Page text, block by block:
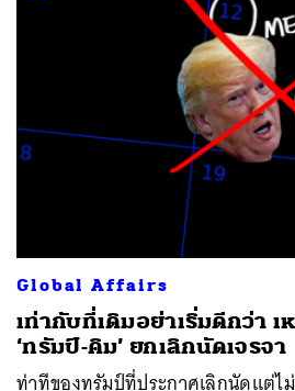
Global Affairs
เท่ากับที่เดิมอย่าเริ่มดีกว่า เ
‘ทรัมป์-คิม’ ยกเลิกนัดเจรจา
ท่าทีของทรัมป์ที่ประกาศเลิกนัดแต่